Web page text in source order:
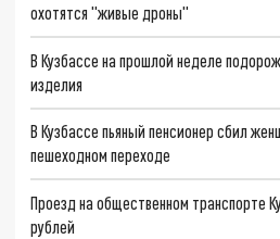
охотятся "живые дроны"
В Кузбассе на прошлой неделе
изделия
В Кузбассе пьяный пенсионер сбил
пешеходном переходе
Проезд на общественном транспорте
рублей